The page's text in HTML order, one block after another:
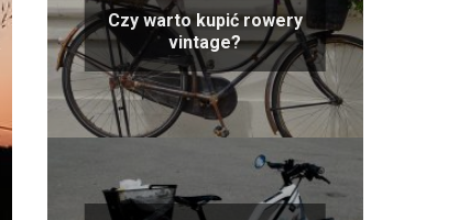
Czy warto kupić rowery
vintage?